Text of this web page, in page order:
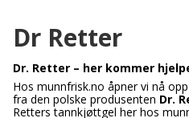
Dr Retter
Dr. Retter – her kommer
Hos munnfrisk.no åpner vi nå
fra den polske produsenten Dr.
Retters tannkjøttgel her hos